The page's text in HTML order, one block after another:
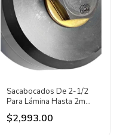
Sacabocados De 2-1/2
Para Lámina Hasta 2mm
Marca Urrea
$2,993.00